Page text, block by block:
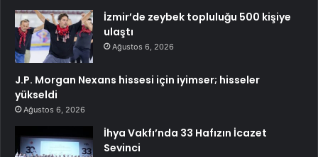
İzmir’de zeybek topluluğu 500 kişiye
ulaştı
Ağustos 6, 2026
J.P. Morgan Nexans hissesi için iyimser; hisseler
yükseldi
Ağustos 6, 2026
İhya Vakfı’nda 33 Hafızın İcazet
Sevinci